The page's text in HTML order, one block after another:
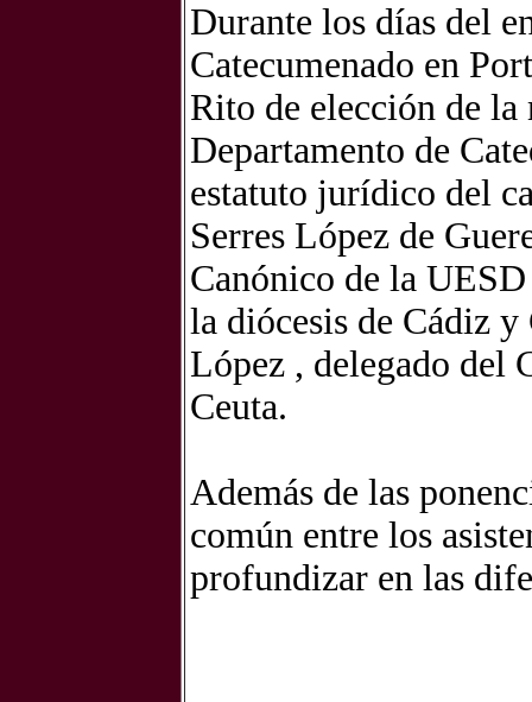
Durante los días del
Catecumenado en
Rito de elección de
Departamento de
estatuto jurídico del
Serres López de
Canónico de la
la diócesis de Cádiz
López , delegado del
Ceuta.
Además de las
común entre los
profundizar en las